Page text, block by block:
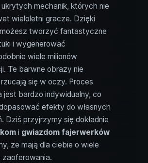
mechanik, których nie
wieloletni gracze. Dzięki
tworzyć fantastyczne
i wygenerować
wiele milionów
Te barwne obrazy nie
się w oczy. Proces
jest bardzo indywidualny, co
efekty do własnych
Dziś przyjrzymy się dokładnie
i gwiazdom fajerwerków
że mają dla ciebie o wiele
zaoferowania.